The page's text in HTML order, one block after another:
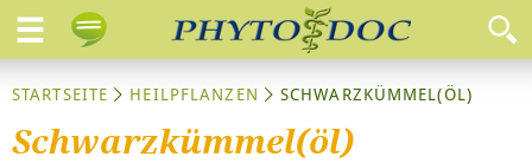
STARTSEITE HEILPFLANZEN SCHWARZKÜMMEL(ÖL)
Schwarzkümmel(öl)